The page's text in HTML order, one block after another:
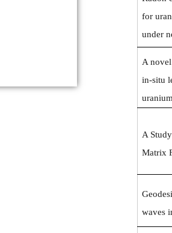
for
under
A
in-situ
A
Matrix
waves